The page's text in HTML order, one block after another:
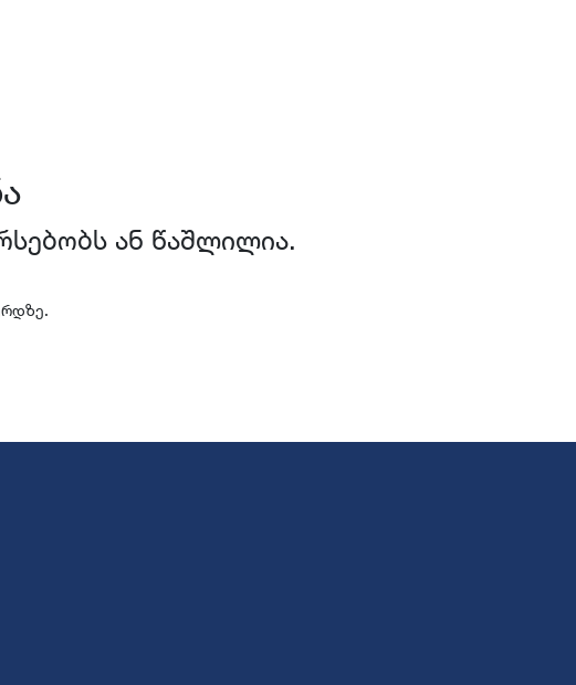
ან წაშლილია.